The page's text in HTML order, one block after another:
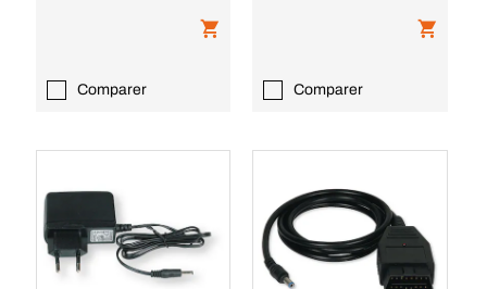
Comparer Comparer